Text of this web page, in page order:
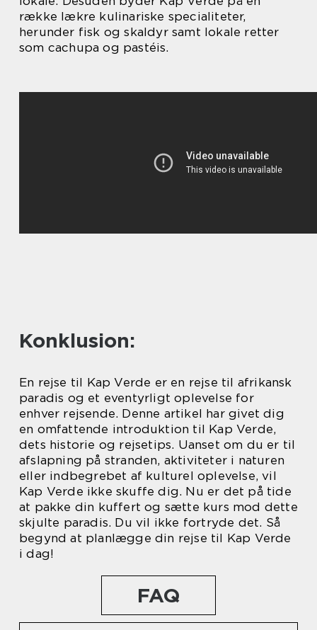
række lækre kulinariske specialiteter,
herunder fisk og skaldyr samt lokale retter
som cachupa og pastéis.
Konklusion:
En rejse til Kap Verde er en rejse til afrikansk
paradis og et eventyrligt oplevelse for
enhver rejsende. Denne artikel har givet dig
en omfattende introduktion til Kap Verde,
dets historie og rejsetips. Uanset om du er til
afslapning på stranden, aktiviteter i naturen
eller indbegrebet af kulturel oplevelse, vil
Kap Verde ikke skuffe dig. Nu er det på tide
at pakke din kuffert og sætte kurs mod dette
skjulte paradis. Du vil ikke fortryde det. Så
begynd at planlægge din rejse til Kap Verde
i dag!
FAQ